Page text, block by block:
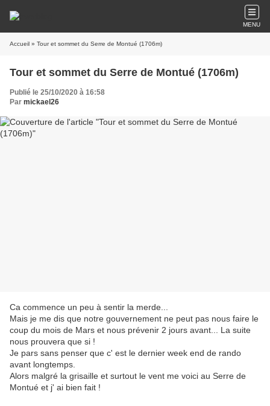
MENU
Accueil » Tour et sommet du Serre de Montué (1706m)
Tour et sommet du Serre de Montué (1706m)
Publié le 25/10/2020 à 16:58
Par mickael26
Ca commence un peu à sentir la merde...
Mais je me dis que notre gouvernement ne peut pas nous faire le
coup du mois de Mars et nous prévenir 2 jours avant... La suite
nous prouvera que si !
Je pars sans penser que c' est le dernier week end de rando
avant longtemps.
Alors malgré la grisaille et surtout le vent me voici au Serre de
Montué et j' ai bien fait !